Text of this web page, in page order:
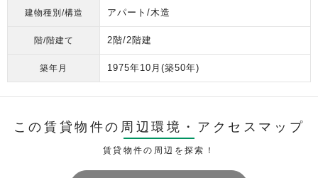
建物種別/構造 アパート/木造
階/階建て 2階/2階建
築年月 1975年10月 (築50年)
この賃貸物件の周辺環境・ アクセスマップ
賃貸物件の周辺を探索！